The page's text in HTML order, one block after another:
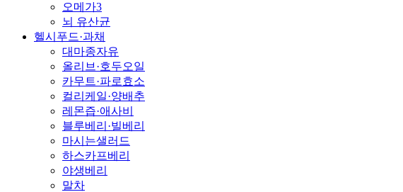
오메가3
뇌 유산균
헬시푸드·과채
대마종자유
올리브·호두오일
카무트·파로효소
컬리케일·양배추
레몬즙·애사비
블루베리·빌베리
마시는샐러드
하스카프베리
야생베리
말차